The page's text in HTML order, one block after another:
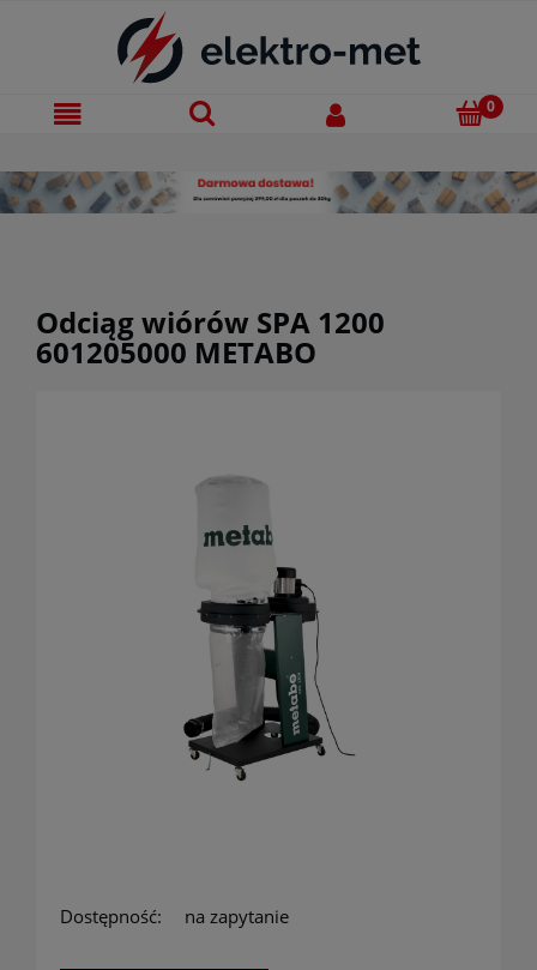
Odciąg wiórów SPA 1200
601205000 METABO
Dostępność: na zapytanie